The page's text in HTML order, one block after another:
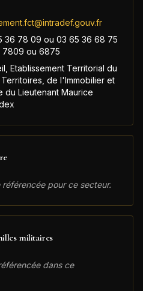
36 78 09 ou 03 65 36 68 75
7809 ou 6875
Etablissement Territorial du
de l'Immobilier et
du Lieutenant Maurice
pour ce secteur.
militaires
dans ce